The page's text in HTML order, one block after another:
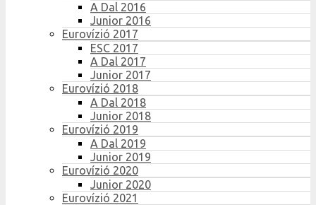
A Dal 2016
Junior 2016
Eurovízió 2017
ESC 2017
A Dal 2017
Junior 2017
Eurovízió 2018
A Dal 2018
Junior 2018
Eurovízió 2019
A Dal 2019
Junior 2019
Eurovízió 2020
Junior 2020
Eurovízió 2021